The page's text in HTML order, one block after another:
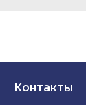
Контакты